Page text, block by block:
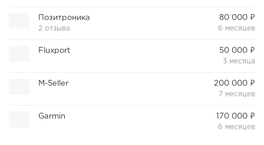
Позитроника
2 отзыва
80 000 ₽
6 месяцев
Fluxport
50 000 ₽
3 месяца
M-Seller
200 000 ₽
7 месяцев
Garmin
170 000 ₽
6 месяцев